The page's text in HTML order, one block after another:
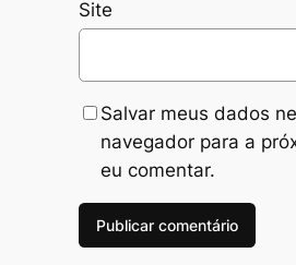
Site
Salvar meus dados
navegador para a
eu comentar.